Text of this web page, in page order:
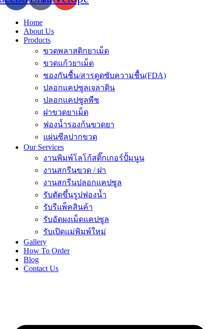
Home
About Us
Products
ขวดพลาสติกยาเม็ด
ขวดแก้วยาเม็ด
ซองกันชื้น/สารดูดซับความชื้น(FDA)
ปลอกแคปซูลเจลาติน
ปลอกแคปซูลพืช
ฝาขวดยาเม็ด
ฟองน้ำรองก้นขวดยา
แผ่นซีลปากขวด
Our Services
งานพิมพ์โลโก้สติ๊กเกอร์ปั้มนูน
งานสกรีนขวด / ฝา
งานสกรีนปลอกแคปซูล
รับตัดขึ้นรูปฟองน้ำ
รับรีแพ็คสินค้า
รับอัดผงเม็ดแคปซูล
รับเปิดแม่พิมพ์ใหม่
Gallery
How To Order
Blog
Contact Us